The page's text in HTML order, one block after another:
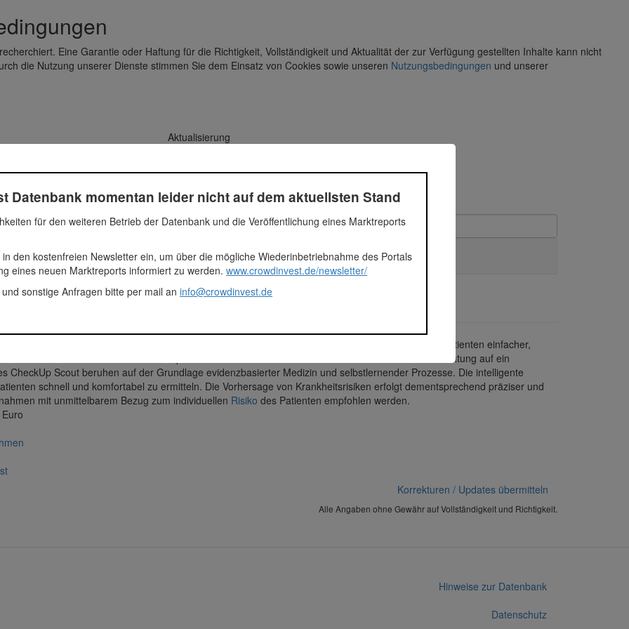
Eine Garantie oder Haftung für die Richtigkeit, Vollständigkeit und Aktualität der zur Verfügung gestellten Inhalte kann nicht
die Nutzung unserer Dienste stimmen Sie dem Einsatz von Cookies sowie unseren Nutzungsbedingungen und unserer
Aktualisierung
Erfasstes Volumen DE
Marktreport Mehr
welche zusammen mit Ärzten und Apothekern vor Ort die Gesundheitsvorsorge für Patienten einfacher,
auf das individuelle Risikoprofil der Patienten abzustimmen und hebt die Präventionsberatung auf ein
CheckUp Scout beruhen auf der Grundlage evidenzbasierter Medizin und selbstlernender Prozesse. Die intelligente
schnell und komfortabel zu ermitteln. Die Vorhersage von Krankheitsrisiken erfolgt dementsprechend präziser und
mit unmittelbarem Bezug zum individuellen Risiko des Patienten empfohlen werden.
Korrekturen / Updates übermitteln
Alle Angaben ohne Gewähr auf Vollständigkeit und Richtigkeit.
Hinweise zur Datenbank
Datenschutz
Datenbank momentan leider nicht auf dem aktuellsten Stand
für den weiteren Betrieb der Datenbank und die Veröffentlichung eines Marktreports
den kostenfreien Newsletter ein, um über die mögliche Wiederinbetriebnahme des Portals
eines neuen Marktreports informiert zu werden. www.crowdinvest.de/newsletter/
sonstige Anfragen bitte per mail an info@crowdinvest.de